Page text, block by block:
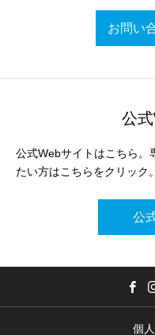
お問い
公
公式Webサイトはこちら。
たい方はこちらをクリック。
公
個